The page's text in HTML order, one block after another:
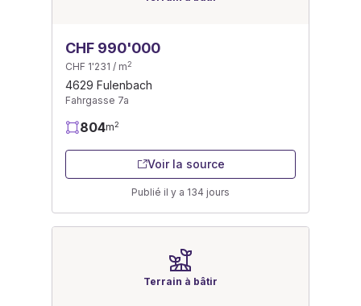
CHF 990'000
CHF 1'231 / m2
4629 Fulenbach
Fahrgasse 7a
804m2
Voir la source
Publié il y a 134 jours
Terrain à bâtir